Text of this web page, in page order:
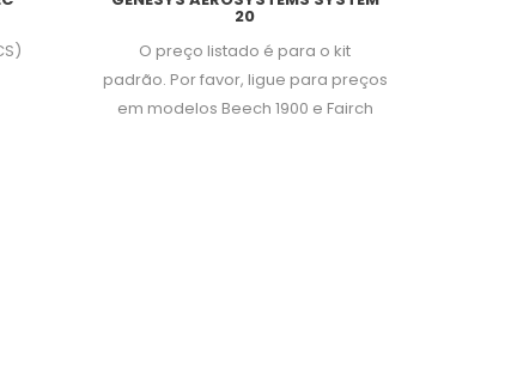
20
O preço listado é para o kit
padrão. Por favor, ligue para preços
em modelos Beech 1900 e Fairch